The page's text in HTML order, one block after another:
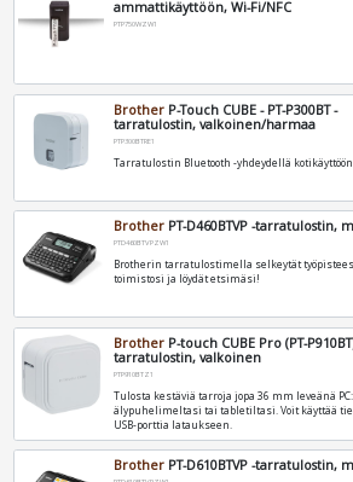
ammattikäyttöön, Wi-Fi/NFC
PTP750WZW1
Brother P-Touch CUBE - PT-P300BT -
tarratulostin, valkoinen/harmaa
PTP300BTRE1
Tarratulostin Bluetooth -yhdeydellä
Brother PT-D460BTVP -tarratulostin,
PTD460BTVPZW1
Brotherin tarratulostimella selkeytät
toimistosi ja löydät etsimäsi!
Brother P-touch CUBE Pro (PT-
tarratulostin, valkoinen
PTP910BTZ1
Tulosta kestäviä tarroja jopa 36 mm leveänä
älypuhelimeltasi tai tabletiltasi. Voit käyttää
USB-porttia lataukseen.
Brother PT-D610BTVP -tarratulostin,